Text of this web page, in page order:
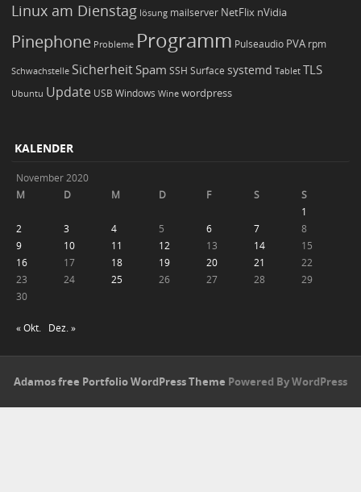
Linux am Dienstag lösung mailserver NetFlix nVidia
Pinephone Probleme Programm Pulseaudio PVA rpm
Schwachstelle Sicherheit Spam SSH Surface systemd Tablet TLS
Ubuntu Update USB Windows Wine wordpress
KALENDER
November 2020
M
D M D F S
S
1
2
3 4 5 6 7
8
9
10 11 12 13 14
15
16
17 18 19 20 21
22
23
24 25 26 27 28
29
30
« Okt. Dez. »
Adamos free Portfolio WordPress Theme Powered By WordPress